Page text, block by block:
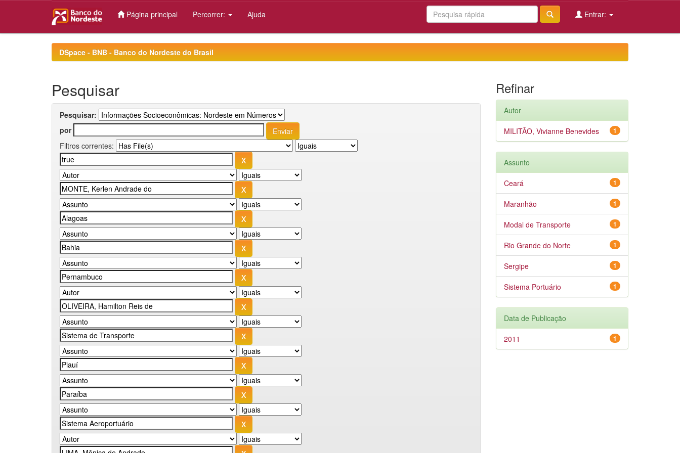
Página principal Percorrer: Ajuda Entrar:
DSpace - BNB - Banco do Nordeste do Brasil
Pesquisar
Pesquisar:
por
Filtros correntes:
Refinar
Autor
1
MILITÃO, Vivianne Benevides
Assunto
1
Ceará
1
Maranhão
1
Modal de Transporte
1
Rio Grande do Norte
1
Sergipe
1
Sistema Portuário
Data de Publicação
1
2011